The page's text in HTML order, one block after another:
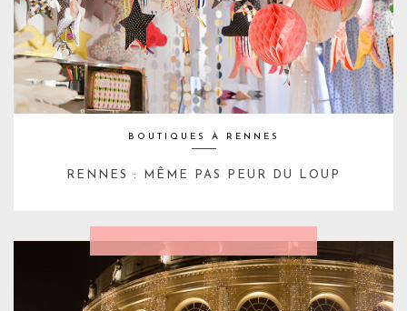
BOUTIQUES À RENNES
RENNES : MÊME PAS PEUR DU LOUP